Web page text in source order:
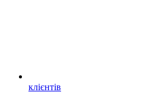
клієнтів